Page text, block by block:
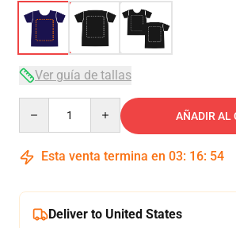
Ver guía de tallas
AÑADIR AL
Esta venta termina en 03: 16: 53
Deliver to United States